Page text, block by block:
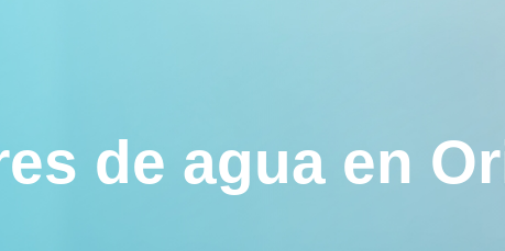
de agua en